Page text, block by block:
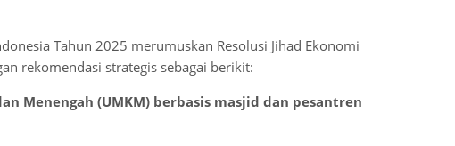
Tahun 2025 merumuskan Resolusi Jihad Ekonomi
rekomendasi strategis sebagai berikit:
Menengah (UMKM) berbasis masjid dan pesantren